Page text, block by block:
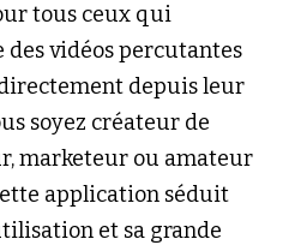
tous ceux qui
vidéos percutantes
depuis leur
soyez créateur de
marketeur ou amateur
application séduit
et sa grande